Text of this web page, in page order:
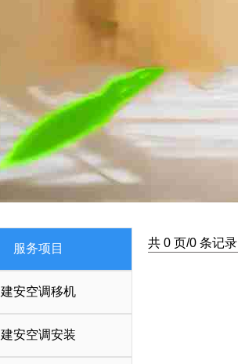
服务项目
建安空调移机
建安空调安装
共 0 页/0 条记录